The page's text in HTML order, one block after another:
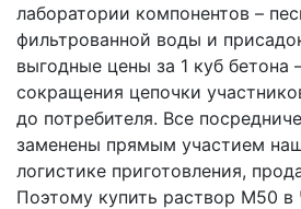
лаборатории компонентов –
фильтрованной воды и
выгодные цены за 1 куб бетона
сокращения цепочки
до потребителя. Все
заменены прямым участием
логистике приготовления,
Поэтому купить раствор M50 в